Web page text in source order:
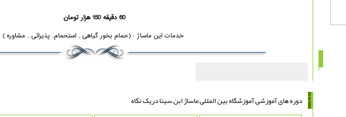
60 دقیقه 150 هزار تومان
خدمات این ماساژ : (حمام بخور گیاهی , استحمام, پذیرائی , مشاوره )
دوره های آموزشی آموزشگاه بین المللی ماساژ ابن سینا دریک نگاه